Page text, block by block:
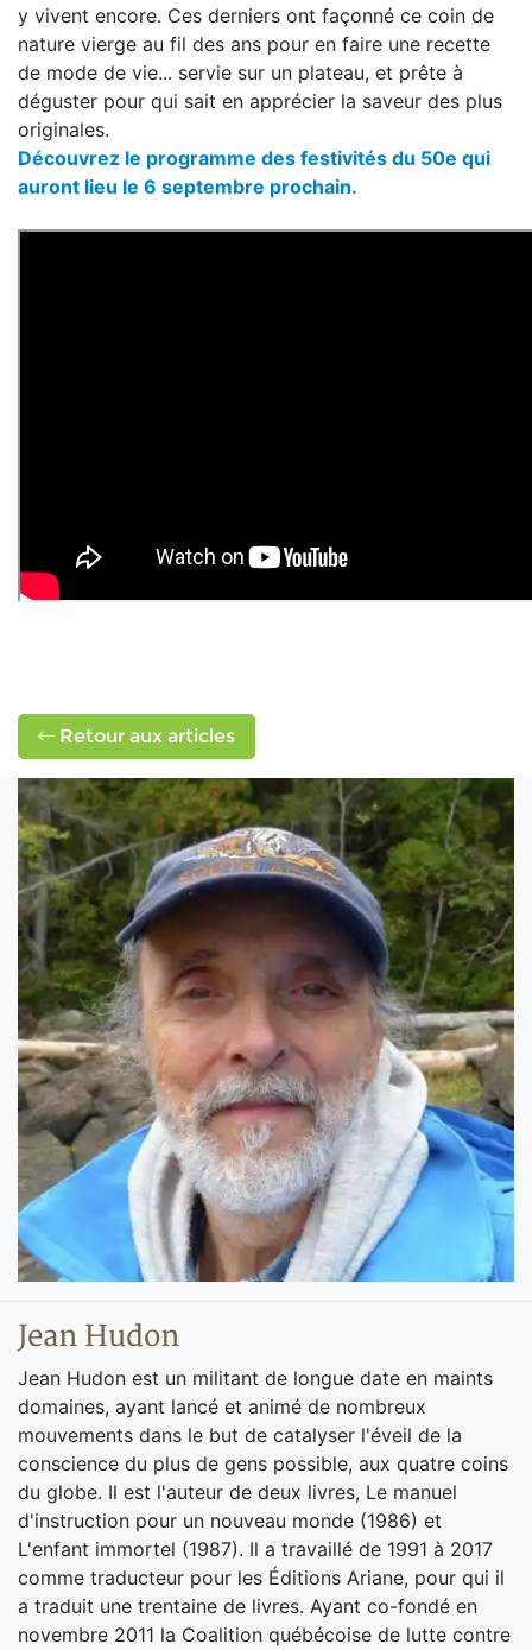
y vivent encore. Ces derniers ont façonné ce coin de
nature vierge au fil des ans pour en faire une recette
de mode de vie... servie sur un plateau, et prête à
déguster pour qui sait en apprécier la saveur des plus
originales.
Découvrez le programme des festivités du 50e qui
auront lieu le 6 septembre prochain.
Retour aux articles
Jean Hudon
Jean Hudon est un militant de longue date en maints
domaines, ayant lancé et animé de nombreux
mouvements dans le but de catalyser l'éveil de la
conscience du plus de gens possible, aux quatre coins
du globe. Il est l'auteur de deux livres, Le manuel
d'instruction pour un nouveau monde (1986) et
L'enfant immortel (1987). Il a travaillé de 1991 à 2017
comme traducteur pour les Éditions Ariane, pour qui il
a traduit une trentaine de livres. Ayant co-fondé en
novembre 2011 la Coalition québécoise de lutte contre